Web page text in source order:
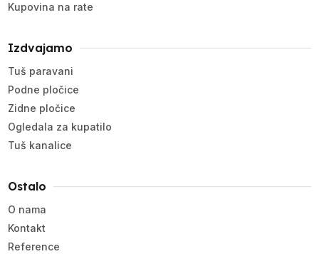
Kupovina na rate
Izdvajamo
Tuš paravani
Podne pločice
Zidne pločice
Ogledala za kupatilo
Tuš kanalice
Ostalo
O nama
Kontakt
Reference